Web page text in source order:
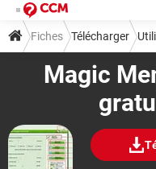
Magic
Fiches Télécharger